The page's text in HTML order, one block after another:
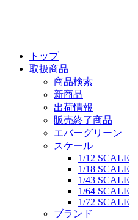
トップ
取扱商品
商品検索
新商品
出荷情報
販売終了商品
エバーグリーン
スケール
1/12 SCALE
1/18 SCALE
1/43 SCALE
1/64 SCALE
1/72 SCALE
ブランド